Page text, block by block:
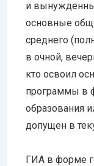
и
основные
среднего
в очной,
кто освоил
программы в
образования
допущен в
ГИА в форме